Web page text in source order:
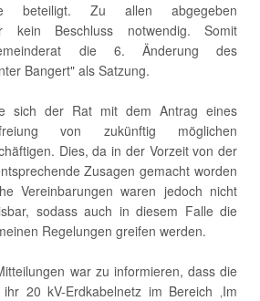
beteiligt. Zu allen abgegeben
kein Beschluss notwendig. Somit
die 6. Änderung des
Bangert" als Satzung.
sich der Rat mit dem Antrag eines
von zukünftig möglichen
Dies, da in der Vorzeit von der
Zusagen gemacht worden
Vereinbarungen waren jedoch nicht
sodass auch in diesem Falle die
Regelungen greifen werden.
war zu informieren, dass die
20 kV-Erdkabelnetz im Bereich ‚Im